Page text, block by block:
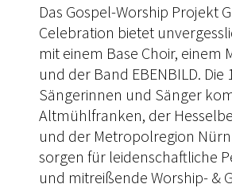
Das Gospel-Worship Projekt
Celebration bietet
mit einem Base Choir, einem
und der Band EBENBILD. Die
Sängerinnen und Sänger
Altmühlfranken, der
und der Metropolregion
sorgen für leidenschaftliche
und mitreißende Worship- &